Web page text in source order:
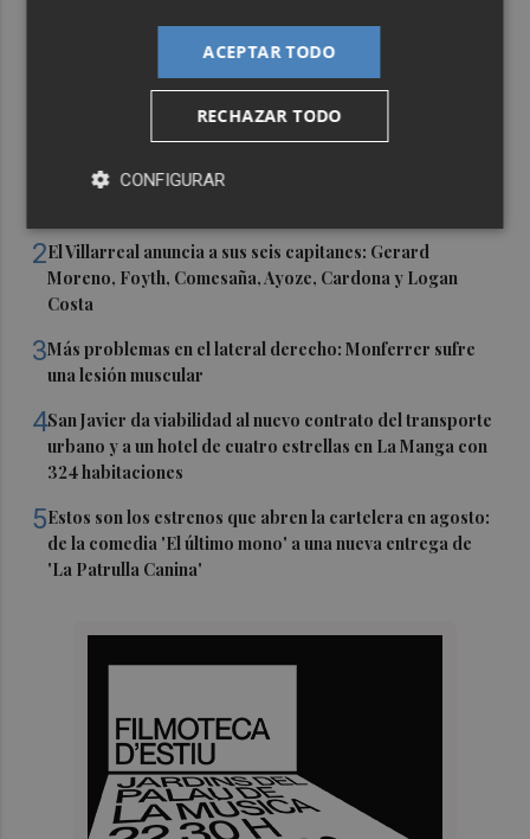
Últimas Noticias
Castelló apuesta por convertir el eclipse en un referente
2El Villarreal anuncia a sus seis capitanes: Gerard
Moreno, Foyth, Comesaña, Ayoze, Cardona y Logan
Costa
3Más problemas en el lateral derecho: Monferrer sufre
una lesión muscular
4San Javier da viabilidad al nuevo contrato del transporte
urbano y a un hotel de cuatro estrellas en La Manga con
324 habitaciones
5Estos son los estrenos que abren la cartelera en agosto:
de la comedia 'El último mono' a una nueva entrega de
'La Patrulla Canina'
ACEPTAR TODO
RECHAZAR TODO
CONFIGURAR